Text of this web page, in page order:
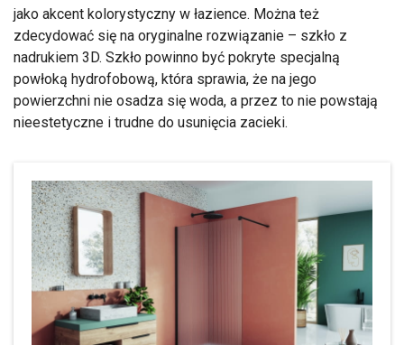
jako akcent kolorystyczny w łazience. Można też
zdecydować się na oryginalne rozwiązanie – szkło z
nadrukiem 3D. Szkło powinno być pokryte specjalną
powłoką hydrofobową, która sprawia, że na jego
powierzchni nie osadza się woda, a przez to nie powstają
nieestetyczne i trudne do usunięcia zacieki.